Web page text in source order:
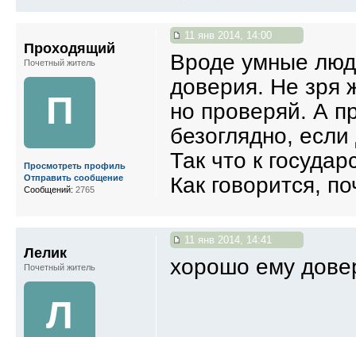
11 янв 2014, 14:00
Вроде умные
доверия. Не зря
но проверяй. А
безоглядно, если
Так что к
Как говорится,
Проходящий
Почетный житель
П
Просмотреть профиль
Отправить сообщение
Сообщений: 2765
11 янв 2014, 14:41
хорошо ему
Лелик
Почетный житель
Л